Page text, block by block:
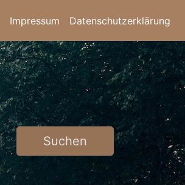
Impressum Datenschutzerklärung
Suchen